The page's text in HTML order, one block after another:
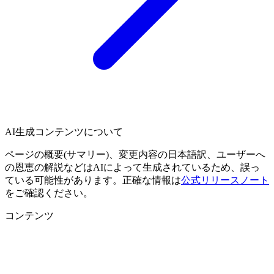
AI生成コンテンツについて
ページの概要(サマリー)、変更内容の日本語訳、ユーザーへ
の恩恵の解説などはAIによって生成されているため、誤っ
ている可能性があります。正確な情報は公式リリースノート
をご確認ください。
コンテンツ